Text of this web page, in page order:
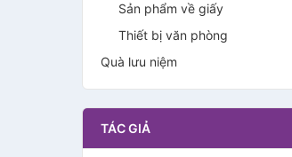
Sản phẩm về giấy
Thiết bị văn phòng
Quà lưu niệm
TÁC GIẢ